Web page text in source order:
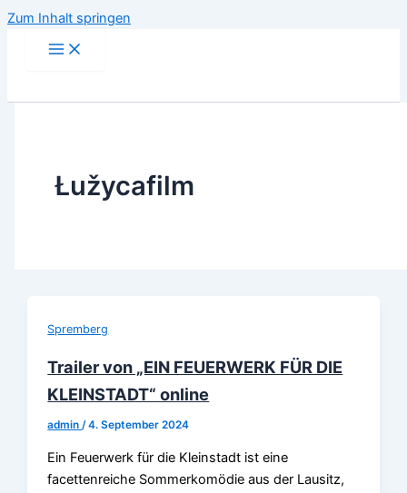
Zum Inhalt springen
Łužycafilm
Spremberg
Trailer von „EIN FEUERWERK FÜR DIE
KLEINSTADT“ online
admin/4. September 2024
Ein Feuerwerk für die Kleinstadt ist eine
facettenreiche Sommerkomödie aus der Lausitz,